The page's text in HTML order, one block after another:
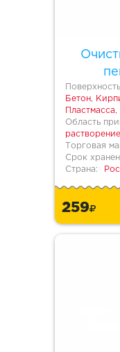
Бетон,
Область
растворение
Торговая
Срок
Страна:
259